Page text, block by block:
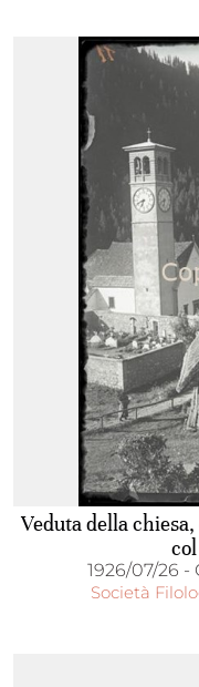
Veduta della
1926/07/26 -
Società